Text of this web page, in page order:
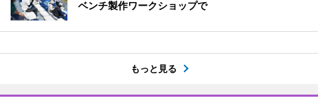
ベンチ製作ワークショップで
もっと見る